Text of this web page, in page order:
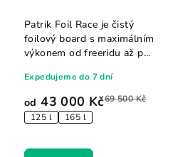
od 43 000 Kč69 500 Kč
125 l 165 l
Expedujeme do 7 dní
Patrik Foil Race je čistý
foilový board s maximálním
výkonem od freeridu až po